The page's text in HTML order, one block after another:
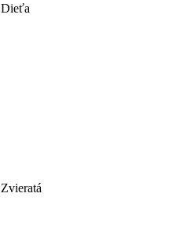
Dieťa
Zvieratá